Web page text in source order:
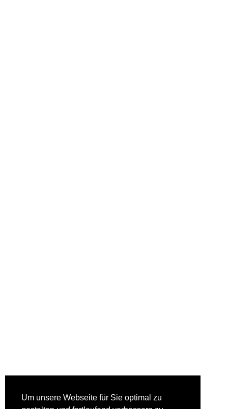
Um unsere Webseite für Sie optimal zu